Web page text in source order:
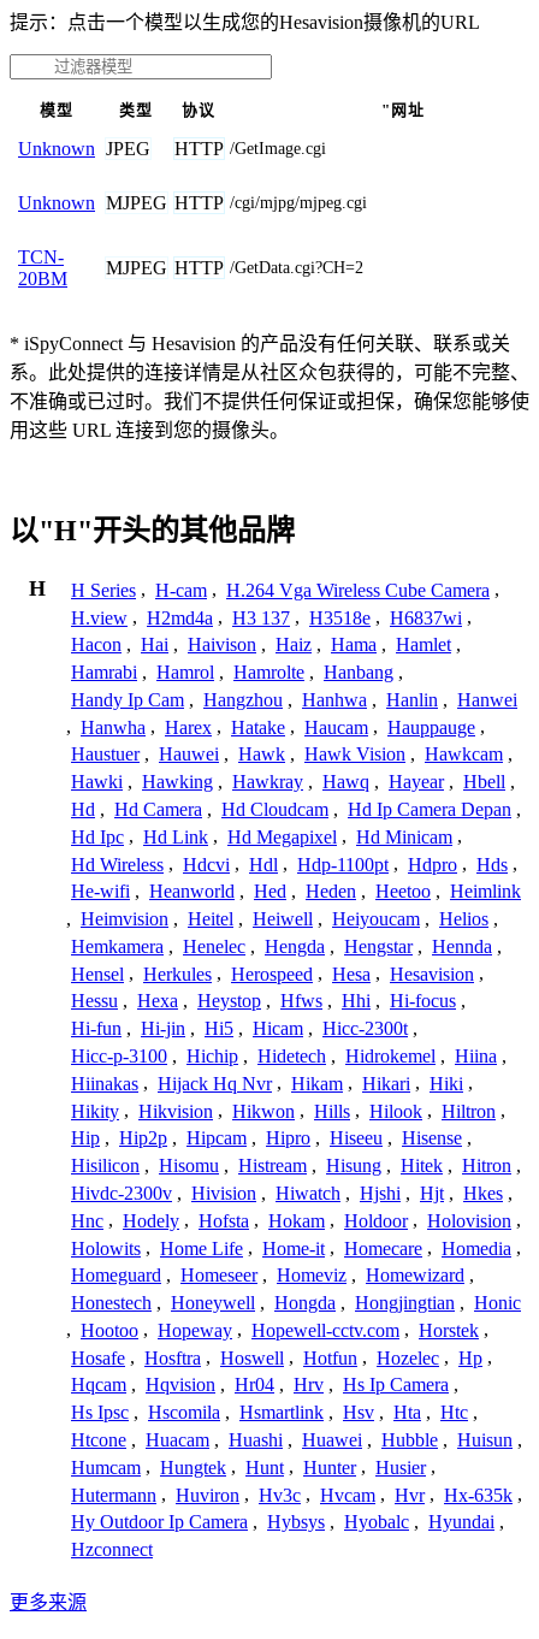
提示：点击一个模型以生成您的Hesavision摄像机的URL
模型 类型 协议 "网址
Unknown JPEG HTTP /GetImage.cgi
Unknown MJPEG HTTP /cgi/mjpg/mjpeg.cgi
TCN-
20BM
MJPEG HTTP /GetData.cgi?CH=2
* iSpyConnect 与 Hesavision 的产品没有任何关联、联系或关
系。此处提供的连接详情是从社区众包获得的，可能不完整、
不准确或已过时。我们不提供任何保证或担保，确保您能够使
用这些 URL 连接到您的摄像头。
以"H"开头的其他品牌
H H Series , H-cam , H.264 Vga Wireless Cube Camera ,
H.view , H2md4a , H3 137 , H3518e , H6837wi ,
Hacon , Hai , Haivison , Haiz , Hama , Hamlet ,
Hamrabi , Hamrol , Hamrolte , Hanbang ,
Handy Ip Cam , Hangzhou , Hanhwa , Hanlin , Hanwei
, Hanwha , Harex , Hatake , Haucam , Hauppauge ,
Haustuer , Hauwei , Hawk , Hawk Vision , Hawkcam ,
Hawki , Hawking , Hawkray , Hawq , Hayear , Hbell ,
Hd , Hd Camera , Hd Cloudcam , Hd Ip Camera Depan ,
Hd Ipc , Hd Link , Hd Megapixel , Hd Minicam ,
Hd Wireless , Hdcvi , Hdl , Hdp-1100pt , Hdpro , Hds ,
He-wifi , Heanworld , Hed , Heden , Heetoo , Heimlink
, Heimvision , Heitel , Heiwell , Heiyoucam , Helios ,
Hemkamera , Henelec , Hengda , Hengstar , Hennda ,
Hensel , Herkules , Herospeed , Hesa , Hesavision ,
Hessu , Hexa , Heystop , Hfws , Hhi , Hi-focus ,
Hi-fun , Hi-jin , Hi5 , Hicam , Hicc-2300t ,
Hicc-p-3100 , Hichip , Hidetech , Hidrokemel , Hiina ,
Hiinakas , Hijack Hq Nvr , Hikam , Hikari , Hiki ,
Hikity , Hikvision , Hikwon , Hills , Hilook , Hiltron ,
Hip , Hip2p , Hipcam , Hipro , Hiseeu , Hisense ,
Hisilicon , Hisomu , Histream , Hisung , Hitek , Hitron ,
Hivdc-2300v , Hivision , Hiwatch , Hjshi , Hjt , Hkes ,
Hnc , Hodely , Hofsta , Hokam , Holdoor , Holovision ,
Holowits , Home Life , Home-it , Homecare , Homedia ,
Homeguard , Homeseer , Homeviz , Homewizard ,
Honestech , Honeywell , Hongda , Hongjingtian , Honic
, Hootoo , Hopeway , Hopewell-cctv.com , Horstek ,
Hosafe , Hosftra , Hoswell , Hotfun , Hozelec , Hp ,
Hqcam , Hqvision , Hr04 , Hrv , Hs Ip Camera ,
Hs Ipsc , Hscomila , Hsmartlink , Hsv , Hta , Htc ,
Htcone , Huacam , Huashi , Huawei , Hubble , Huisun ,
Humcam , Hungtek , Hunt , Hunter , Husier ,
Hutermann , Huviron , Hv3c , Hvcam , Hvr , Hx-635k ,
Hy Outdoor Ip Camera , Hybsys , Hyobalc , Hyundai ,
Hzconnect
更多来源